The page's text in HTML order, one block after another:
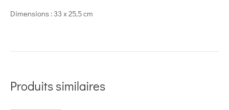
Dimensions : 33 x 25,5 cm
Produits similaires